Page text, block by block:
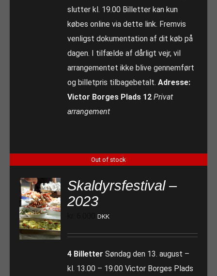
slutter kl. 19.00 Billetter kan kun
købes online via dette link. Fremvis
venligst dokumentation af dit køb på
dagen. I tilfælde af dårligt vejr, vil
arrangementet ikke blive gennemført
og billetpris tilbagebetalt.Adresse:
Victor Borges Plads 12 Privat
arrangement
Out of stock
Skaldyrsfestival –
2023
DKK
4 Billetter Søndag den 13. august –
kl. 13.00 – 19.00 Victor Borges Plads